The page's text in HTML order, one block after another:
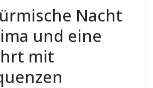
Nacht
und eine
mit